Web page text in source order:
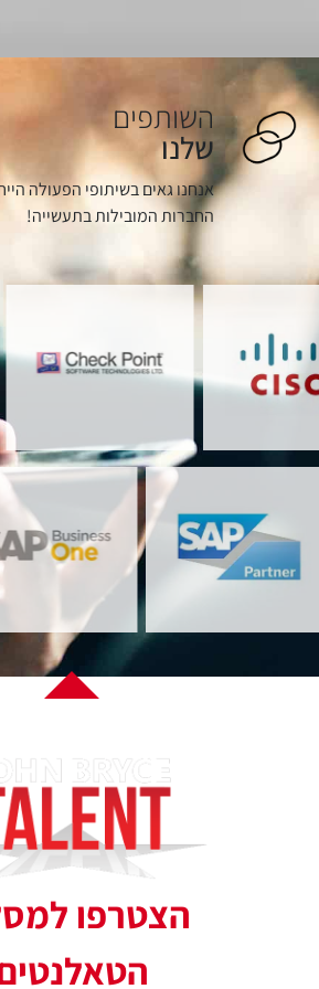
אנחנו גאים בשיתופי הפעולה
החברות המובילות בתעשייה!
הצטרפו